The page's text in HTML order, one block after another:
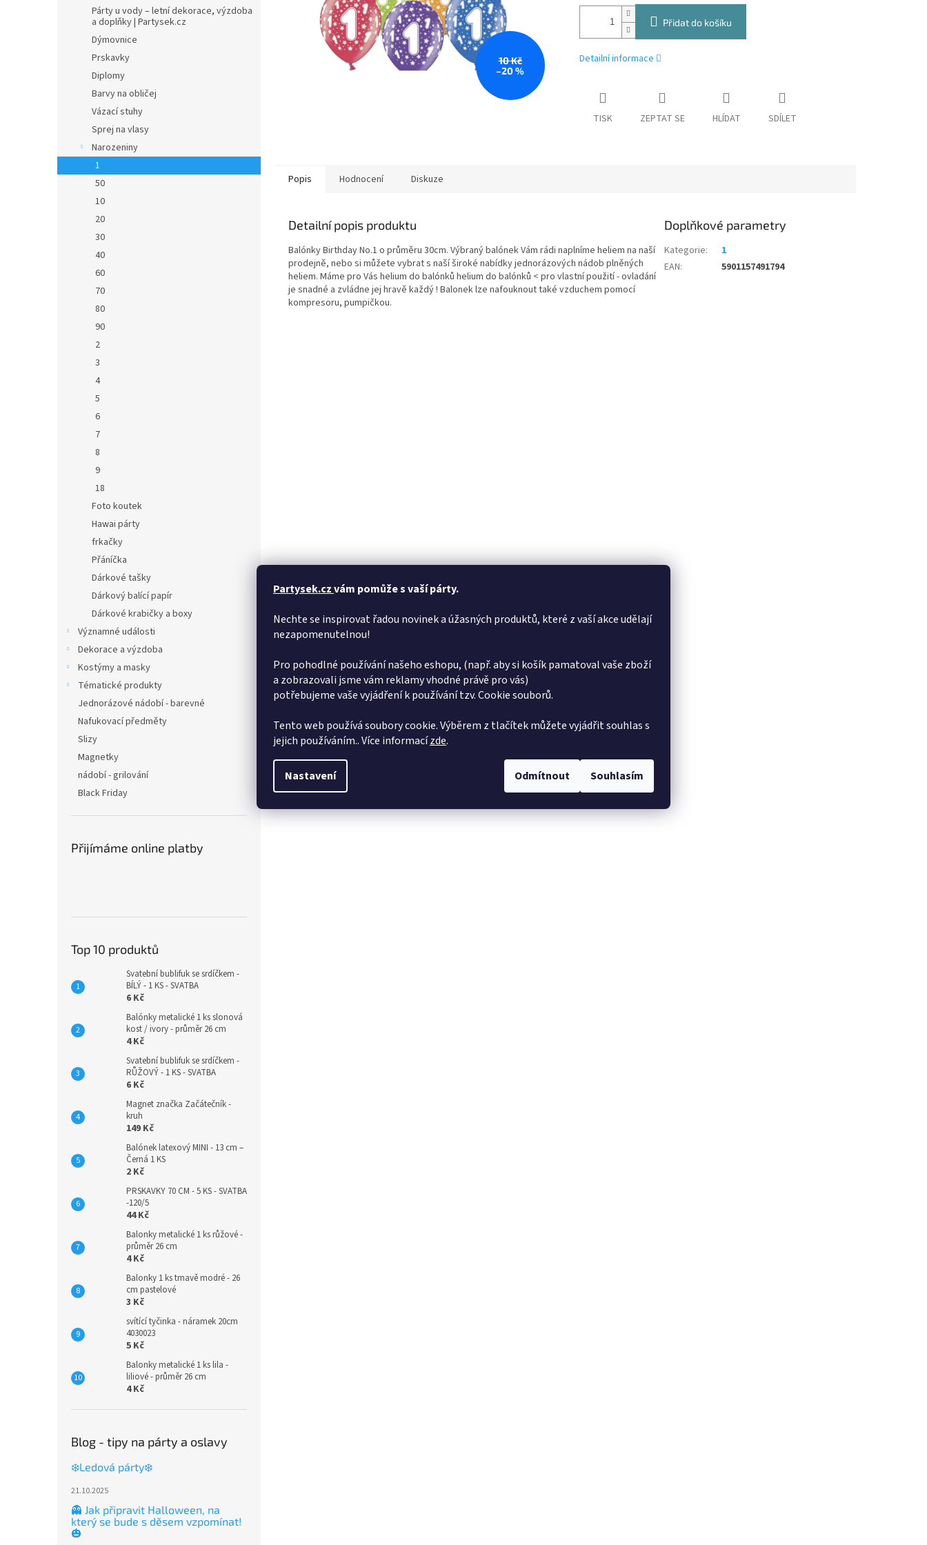
Partysek.czvám pomůže s vaší párty.
Nechte se inspirovat řadou novinek a úžasných produktů, které z vaší akce udělají
nezapomenutelnou!
Pro pohodlné používání našeho eshopu, (např. aby si košík pamatoval vaše zboží
a zobrazovali jsme vám reklamy vhodné právě pro vás)
potřebujeme vaše vyjádření k používání tzv. Cookie souborů.
Tento web používá soubory cookie. Výběrem z tlačítek můžete vyjádřit souhlas s
jejich používáním.. Více informacízde.
Nastavení Odmítnout Souhlasím
Párty u vody – letní dekorace, výzdoba
a doplňky | Partysek.cz
Dýmovnice
Prskavky
Diplomy
Barvy na obličej
Vázací stuhy
Sprej na vlasy
Narozeniny
1
50
10
20
30
40
60
70
80
90
2
3
4
5
6
7
8
9
18
Foto koutek
Hawai párty
frkačky
Přáníčka
Dárkové tašky
Dárkový balící papír
Dárkové krabičky a boxy
Významné události
Dekorace a výzdoba
Kostýmy a masky
Tématické produkty
Jednorázové nádobí - barevné
Nafukovací předměty
Slizy
Magnetky
nádobí - grilování
Black Friday
Přijímáme online platby
Top 10 produktů
Svatební bublifuk se srdíčkem -
BÍLÝ - 1 KS - SVATBA
6 Kč
Balónky metalické 1 ks slonová
kost / ivory - průměr 26 cm
4 Kč
Svatební bublifuk se srdíčkem -
RŮŽOVÝ - 1 KS - SVATBA
6 Kč
Magnet značka Začátečník -
kruh
149 Kč
Balónek latexový MINI - 13 cm –
Černá 1 KS
2 Kč
PRSKAVKY 70 CM - 5 KS - SVATBA
-120/5
44 Kč
Balonky metalické 1 ks růžové -
průměr 26 cm
4 Kč
Balonky 1 ks tmavě modré - 26
cm pastelové
3 Kč
svítící tyčinka - náramek 20cm
4030023
5 Kč
Balonky metalické 1 ks lila -
liliové - průměr 26 cm
4 Kč
Blog - tipy na párty a oslavy
❄️Ledová párty❄️
21.10.2025
👻 Jak připravit Halloween, na
který se bude s děsem vzpomínat!
🎃
10 Kč
–20 %
Přidat do košíku
Detailní informace
TISK ZEPTAT SE HLÍDAT SDÍLET
Popis Hodnocení Diskuze
Detailní popis produktu
Balónky Birthday No.1 o průměru 30cm. Výbraný balónek Vám rádi naplníme heliem na naší
prodejně, nebo si můžete vybrat s naší široké nabídky jednorázových nádob plněných
heliem. Máme pro Vás helium do balónků helium do balónků < pro vlastní použití - ovladání
je snadné a zvládne jej hravě každý ! Balonek lze nafouknout také vzduchem pomocí
kompresoru, pumpičkou.
Doplňkové parametry
Kategorie:
1
EAN: 5901157491794